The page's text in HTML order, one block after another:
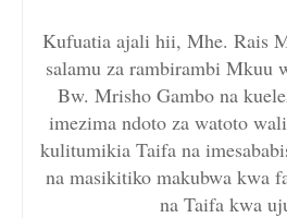
Kufuatia ajali hii, Mhe. Rais
salamu za rambirambi Mkuu
Bw. Mrisho Gambo na
imezima ndoto za watoto
kulitumikia Taifa na
na masikitiko makubwa kwa
na Taifa kwa